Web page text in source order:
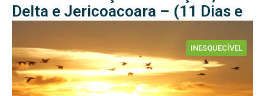
Delta e Jericoacoara – (11 Dias e
INESQUECÍVEL